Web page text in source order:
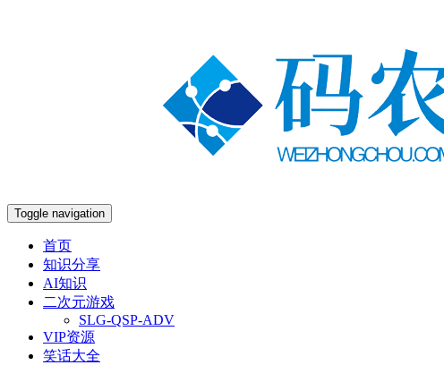
Toggle navigation
首页
知识分享
AI知识
二次元游戏
SLG-QSP-ADV
VIP资源
笑话大全